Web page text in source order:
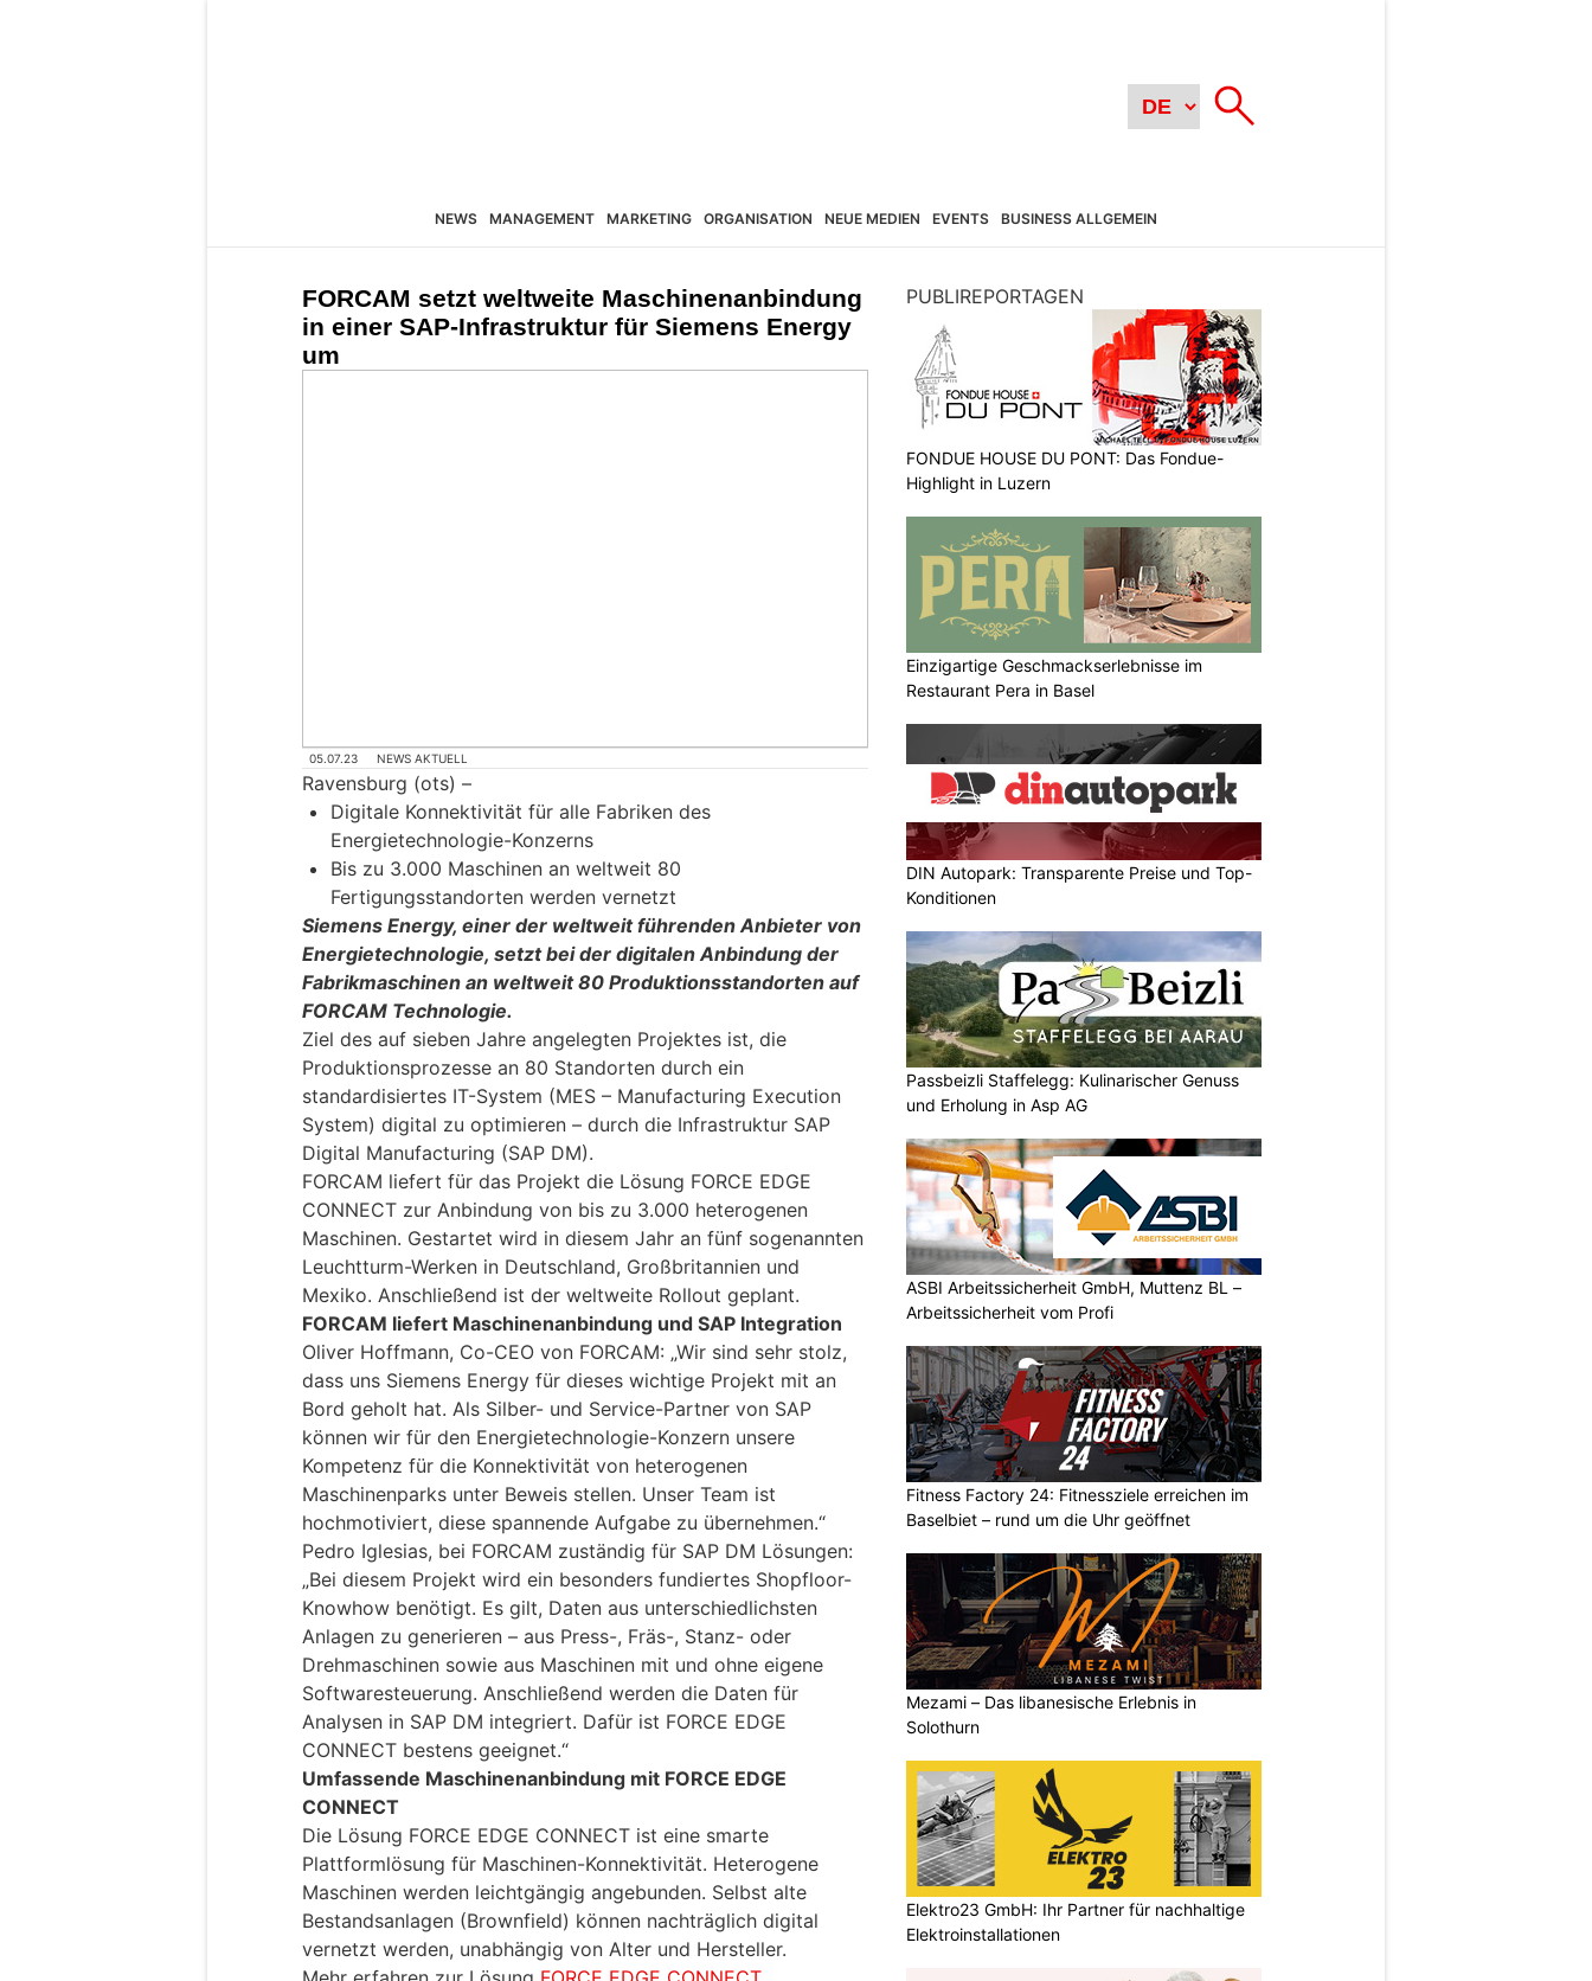
NEWS MANAGEMENT MARKETING ORGANISATION NEUE MEDIEN EVENTS BUSINESS ALLGEMEIN
FORCAM setzt weltweite Maschinenanbindung
in einer SAP-Infrastruktur für Siemens Energy
um
05.07.23 NEWS AKTUELL
Ravensburg (ots) –
Digitale Konnektivität für alle Fabriken des
Energietechnologie-Konzerns
Bis zu 3.000 Maschinen an weltweit 80
Fertigungsstandorten werden vernetzt
Siemens Energy, einer der weltweit führenden Anbieter von
Energietechnologie, setzt bei der digitalen Anbindung der
Fabrikmaschinen an weltweit 80 Produktionsstandorten auf
FORCAM Technologie.
Ziel des auf sieben Jahre angelegten Projektes ist, die
Produktionsprozesse an 80 Standorten durch ein
standardisiertes IT-System (MES – Manufacturing Execution
System) digital zu optimieren – durch die Infrastruktur SAP
Digital Manufacturing (SAP DM).
FORCAM liefert für das Projekt die Lösung FORCE EDGE
CONNECT zur Anbindung von bis zu 3.000 heterogenen
Maschinen. Gestartet wird in diesem Jahr an fünf sogenannten
Leuchtturm-Werken in Deutschland, Großbritannien und
Mexiko. Anschließend ist der weltweite Rollout geplant.
FORCAM liefert Maschinenanbindung und SAP Integration
Oliver Hoffmann, Co-CEO von FORCAM: „Wir sind sehr stolz,
dass uns Siemens Energy für dieses wichtige Projekt mit an
Bord geholt hat. Als Silber- und Service-Partner von SAP
können wir für den Energietechnologie-Konzern unsere
Kompetenz für die Konnektivität von heterogenen
Maschinenparks unter Beweis stellen. Unser Team ist
hochmotiviert, diese spannende Aufgabe zu übernehmen.“
Pedro Iglesias, bei FORCAM zuständig für SAP DM Lösungen:
„Bei diesem Projekt wird ein besonders fundiertes Shopfloor-
Knowhow benötigt. Es gilt, Daten aus unterschiedlichsten
Anlagen zu generieren – aus Press-, Fräs-, Stanz- oder
Drehmaschinen sowie aus Maschinen mit und ohne eigene
Softwaresteuerung. Anschließend werden die Daten für
Analysen in SAP DM integriert. Dafür ist FORCE EDGE
CONNECT bestens geeignet.“
Umfassende Maschinenanbindung mit FORCE EDGE
CONNECT
Die Lösung FORCE EDGE CONNECT ist eine smarte
Plattformlösung für Maschinen-Konnektivität. Heterogene
Maschinen werden leichtgängig angebunden. Selbst alte
Bestandsanlagen (Brownfield) können nachträglich digital
vernetzt werden, unabhängig von Alter und Hersteller.
PUBLIREPORTAGEN
FONDUE HOUSE DU PONT: Das Fondue-
Highlight in Luzern
Einzigartige Geschmackserlebnisse im
Restaurant Pera in Basel
DIN Autopark: Transparente Preise und Top-
Konditionen
Passbeizli Staffelegg: Kulinarischer Genuss
und Erholung in Asp AG
ASBI Arbeitssicherheit GmbH, Muttenz BL –
Arbeitssicherheit vom Profi
Fitness Factory 24: Fitnessziele erreichen im
Baselbiet – rund um die Uhr geöffnet
Mezami – Das libanesische Erlebnis in
Solothurn
Elektro23 GmbH: Ihr Partner für nachhaltige
Elektroinstallationen